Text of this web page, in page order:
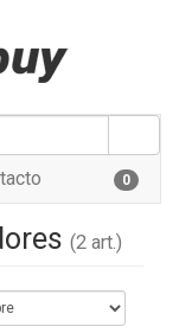
0
(2 art.)